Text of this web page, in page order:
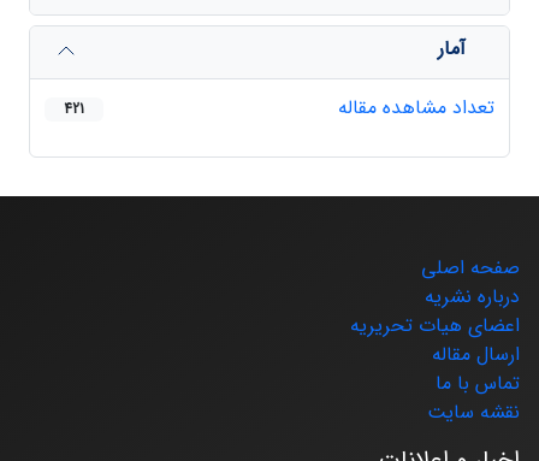
آمار
تعداد مشاهده مقاله
421
صفحه اصلی
درباره نشریه
اعضای هیات تحریریه
ارسال مقاله
تماس با ما
نقشه سایت